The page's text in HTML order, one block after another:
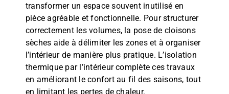
transformer un espace souvent inutilisé en
pièce agréable et fonctionnelle. Pour structurer
correctement les volumes, la pose de cloisons
sèches aide à délimiter les zones et à organiser
l’intérieur de manière plus pratique. L’isolation
thermique par l’intérieur complète ces travaux
en améliorant le confort au fil des saisons, tout
en limitant les pertes de chaleur.